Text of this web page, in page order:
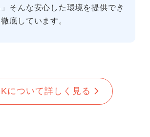
そんな安心した環境を提供でき
底しています。
について詳しく見る